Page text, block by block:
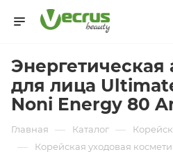
Энергетическая
для лица
Noni Energy 80
Главная — Каталог —
— Корейская уходовая